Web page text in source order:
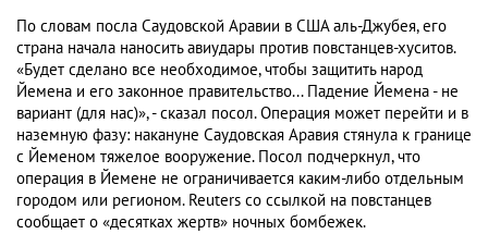
По словам посла Саудовской Аравии в США аль-Джубея, его
страна начала наносить авиудары против повстанцев-хуситов.
«Будет сделано все необходимое, чтобы защитить народ
Йемена и его законное правительство... Падение Йемена - не
вариант (для нас)», - сказал посол. Операция может перейти и в
наземную фазу: накануне Саудовская Аравия стянула к границе
с Йеменом тяжелое вооружение. Посол подчеркнул, что
операция в Йемене не ограничивается каким-либо отдельным
городом или регионом. Reuters со ссылкой на повстанцев
сообщает о «десятках жертв» ночных бомбежек.